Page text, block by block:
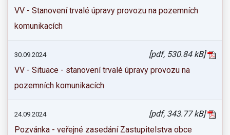
VV - Stanovení trvalé úpravy provozu na pozemních
komunikacích
30.09.2024
[pdf, 530.84 kB]
VV - Situace - stanovení trvalé úpravy provozu na
pozemních komunikacích
24.09.2024
[pdf, 343.77 kB]
Pozvánka - veřejné zasedání Zastupitelstva obce